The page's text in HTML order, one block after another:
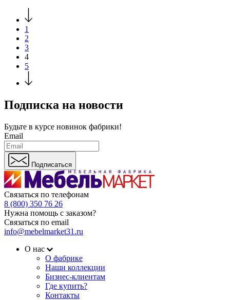
1
2
3
4
5
Подписка на новости
Будьте в курсе новинок фабрики!
Email
Подписаться
Связаться по телефонам
8 (800) 350 76 26
Нужна помощь с заказом?
Связаться по email
info@mebelmarket31.ru
О нас
О фабрике
Наши коллекции
Бизнес-клиентам
Где купить?
Контакты